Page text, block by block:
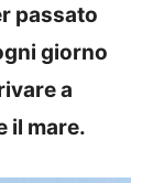
passato
giorno
a
il mare.